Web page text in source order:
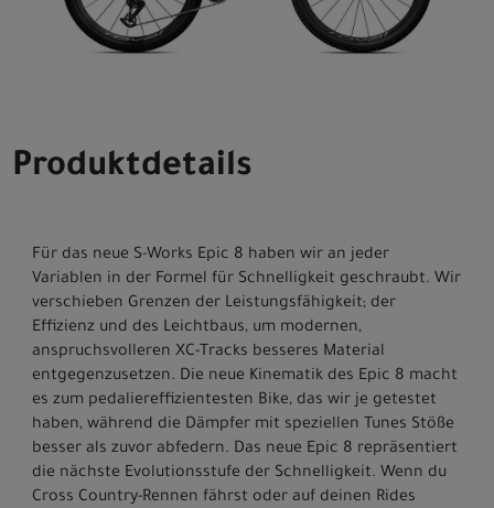
Produktdetails
Für das neue S-Works Epic 8 haben wir an jeder
Variablen in der Formel für Schnelligkeit geschraubt. Wir
verschieben Grenzen der Leistungsfähigkeit; der
Effizienz und des Leichtbaus, um modernen,
anspruchsvolleren XC-Tracks besseres Material
entgegenzusetzen. Die neue Kinematik des Epic 8 macht
es zum pedaliereffizientesten Bike, das wir je getestet
haben, während die Dämpfer mit speziellen Tunes Stöße
besser als zuvor abfedern. Das neue Epic 8 repräsentiert
die nächste Evolutionsstufe der Schnelligkeit. Wenn du
Cross Country-Rennen fährst oder auf deinen Rides